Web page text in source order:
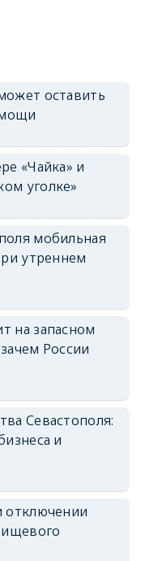
оставить
«Чайка» и
уголке»
мобильная
утреннем
на запасном
России
Севастополя:
и
отключении